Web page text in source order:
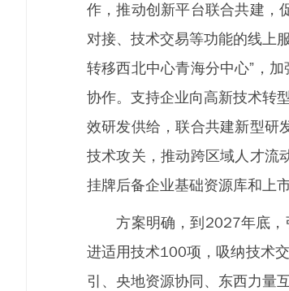
作，推动创新平台联合共建，
对接、技术交易等功能的线上
转移西北中心青海分中心”，
协作。支持企业向高新技术转
效研发供给，联合共建新型研
技术攻关，推动跨区域人才流
挂牌后备企业基础资源库和上
方案明确，到2027年底，
进适用技术100项，吸纳技术
引、央地资源协同、东西力量